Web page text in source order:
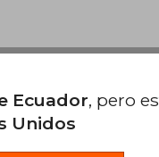
Ecuador, pero
Unidos